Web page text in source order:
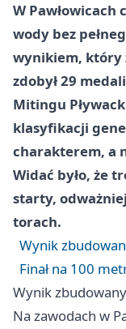
W Pawłowicach
wody bez
wynikiem, który
zdobył 29
Mitingu
klasyfikacji
charakterem, a
Widać było, że
starty,
torach.
Wynik
Finał na 100
Wynik
Na zawodach w